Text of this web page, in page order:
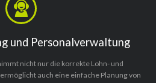
und Personalverwaltung
nicht nur die korrekte Lohn- und
auch eine einfache Planung von